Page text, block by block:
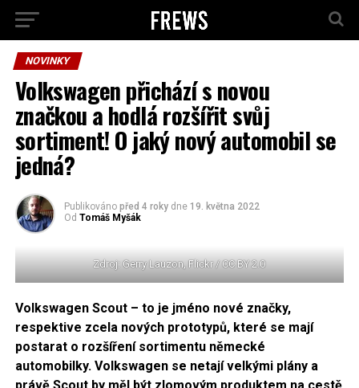
NOVINKY
Volkswagen přichází s novou
značkou a hodlá rozšířit svůj
sortiment! O jaký nový automobil se
jedná?
Publikováno před 4 roky dne 19. května 2022
Od Tomáš Myšák
Zdroj: Gerry Lauzon, Flickr / CC BY 2.0
Volkswagen Scout – to je jméno nové značky,
respektive zcela nových prototypů, které se mají
postarat o rozšíření sortimentu německé
automobilky. Volkswagen se netají velkými plány a